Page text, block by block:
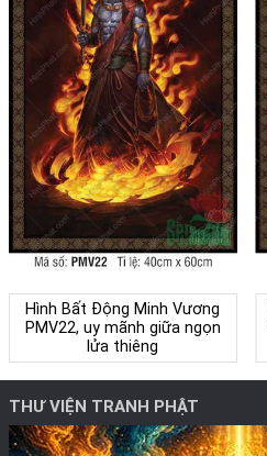
Hình Bất Động Minh Vương
PMV22, uy mãnh giữa ngọn
lửa thiêng
THƯ VIỆN TRANH PHẬT